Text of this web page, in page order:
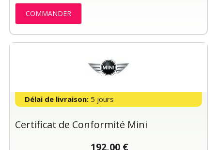
COMMANDER
Délai de livraison: 5 jours
Certificat de Conformité Mini
192,00 €